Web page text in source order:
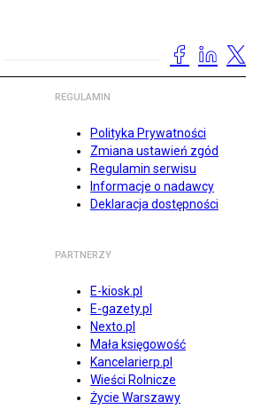
REGULAMIN
Polityka Prywatności
Zmiana ustawień zgód
Regulamin serwisu
Informacje o nadawcy
Deklaracja dostępności
PARTNERZY
E-kiosk.pl
E-gazety.pl
Nexto.pl
Mała księgowość
Kancelarierp.pl
Wieści Rolnicze
Życie Warszawy